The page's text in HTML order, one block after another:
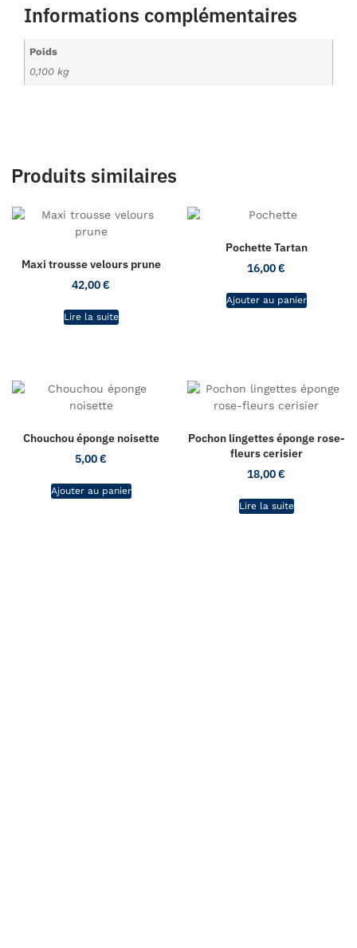
Informations complémentaires
Poids
0,100 kg
Produits similaires
Maxi trousse velours prune
42,00€
Lire la suite
Pochette Tartan
16,00€
Ajouter au panier
Chouchou éponge noisette
5,00€
Ajouter au panier
Pochon lingettes éponge rose-
fleurs cerisier
18,00€
Lire la suite